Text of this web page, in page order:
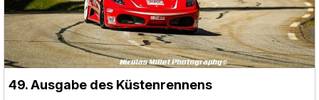
49. Ausgabe des Küstenrennens